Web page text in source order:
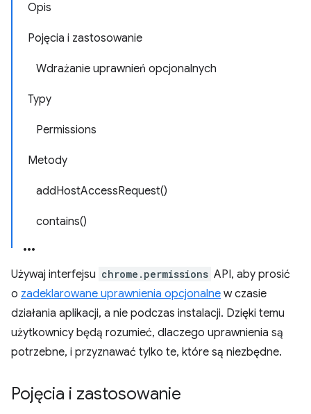
Opis
Pojęcia i zastosowanie
Wdrażanie uprawnień opcjonalnych
Typy
Permissions
Metody
addHostAccessRequest()
contains()
Używaj interfejsu chrome.permissions API, aby prosić
o zadeklarowane uprawnienia opcjonalne w czasie
działania aplikacji, a nie podczas instalacji. Dzięki temu
użytkownicy będą rozumieć, dlaczego uprawnienia są
potrzebne, i przyznawać tylko te, które są niezbędne.
Pojęcia i zastosowanie